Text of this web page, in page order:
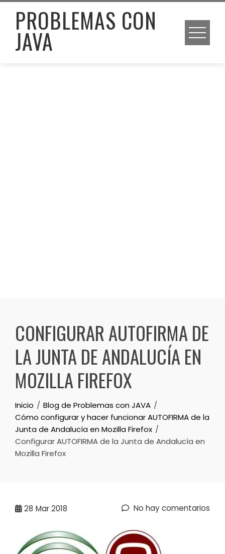
Skip
contentPROBLEMAS CON
JAVA
CONFIGURAR AUTOFIRMA DE
LA JUNTA DE ANDALUCÍA EN
MOZILLA FIREFOX
Inicio
Blog de Problemas con JAVA
Cómo configurar y hacer funcionar AUTOFIRMA de la
Junta de Andalucía en Mozilla Firefox
Configurar AUTOFIRMA de la Junta de Andalucía en
Mozilla Firefox
28 Mar 2018 No hay comentarios